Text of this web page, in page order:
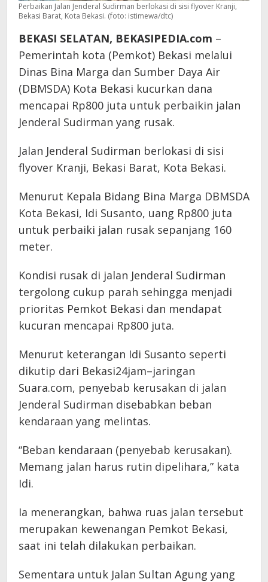
Perbaikan Jalan Jenderal Sudirman berlokasi di sisi flyover Kranji,
Bekasi Barat, Kota Bekasi. (foto: istimewa/dtc)
BEKASI SELATAN, BEKASIPEDIA.com –
Pemerintah kota (Pemkot) Bekasi melalui
Dinas Bina Marga dan Sumber Daya Air
(DBMSDA) Kota Bekasi kucurkan dana
mencapai Rp800 juta untuk perbaikin jalan
Jenderal Sudirman yang rusak.
Jalan Jenderal Sudirman berlokasi di sisi
flyover Kranji, Bekasi Barat, Kota Bekasi.
Menurut Kepala Bidang Bina Marga DBMSDA
Kota Bekasi, Idi Susanto, uang Rp800 juta
untuk perbaiki jalan rusak sepanjang 160
meter.
Kondisi rusak di jalan Jenderal Sudirman
tergolong cukup parah sehingga menjadi
prioritas Pemkot Bekasi dan mendapat
kucuran mencapai Rp800 juta.
Menurut keterangan Idi Susanto seperti
dikutip dari Bekasi24jam–jaringan
Suara.com, penyebab kerusakan di jalan
Jenderal Sudirman disebabkan beban
kendaraan yang melintas.
“Beban kendaraan (penyebab kerusakan).
Memang jalan harus rutin dipelihara,” kata
Idi.
Ia menerangkan, bahwa ruas jalan tersebut
merupakan kewenangan Pemkot Bekasi,
saat ini telah dilakukan perbaikan.
Sementara untuk Jalan Sultan Agung yang